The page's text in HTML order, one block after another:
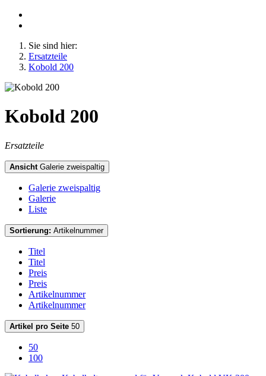
Sie sind hier:
Ersatzteile
Kobold 200
Kobold 200
Ersatzteile
Ansicht Galerie zweispaltig
Galerie zweispaltig
Galerie
Liste
Sortierung: Artikelnummer
Titel
Titel
Preis
Preis
Artikelnummer
Artikelnummer
Artikel pro Seite 50
50
100